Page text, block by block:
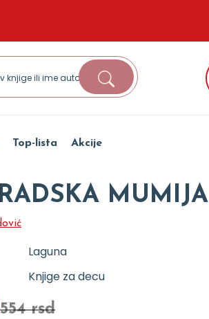
Top-lista Akcije
MUMIJA
Laguna
Knjige za decu
554 rsd